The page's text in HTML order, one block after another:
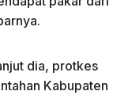
dia, protkes
Kabupaten